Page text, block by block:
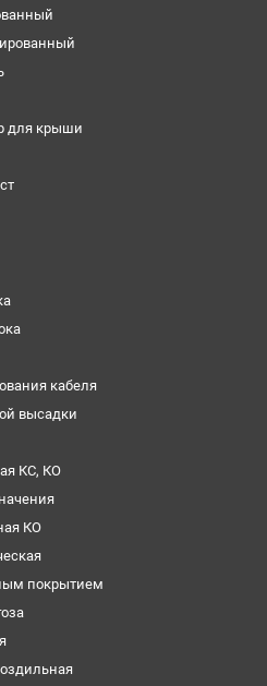
для крыши
кабеля
высадки
КС, КО
КО
покрытием